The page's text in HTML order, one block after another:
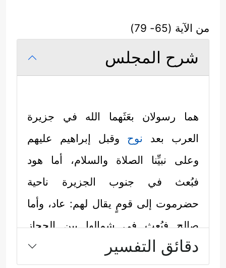
من الآية (65- 79)
شرح المجلس
هما رسولان بعَثَهما الله في جزيرة
العرب بعد نوح وقبل إبراهيم عليهم
وعلى نبيِّنا الصلاة والسلام، أما هود
فبُعث في جنوب الجزيرة ناحية
حضرموت إلى قومٍ يقال لهم: عاد، وأما
صالح فبُعِث في شمالها بين الحجاز
والشام إلى قومٍ يقال لهم: ثمود، وعادة
دقائق التفسير